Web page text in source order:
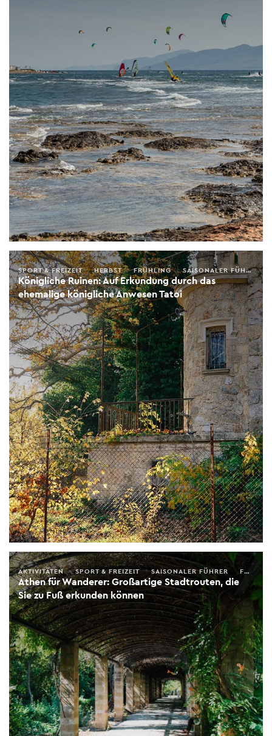
Königliche Ruinen: Auf Erkundung durch das
ehemalige königliche Anwesen Tatoi
SPORT & FREIZEIT HERBST FRÜHLING SAISONALER FÜHRER
Athen für Wanderer: Großartige Stadtrouten, die
Sie zu Fuß erkunden können
AKTIVITÄTEN SPORT & FREIZEIT SAISONALER FÜHRER FRÜHLING